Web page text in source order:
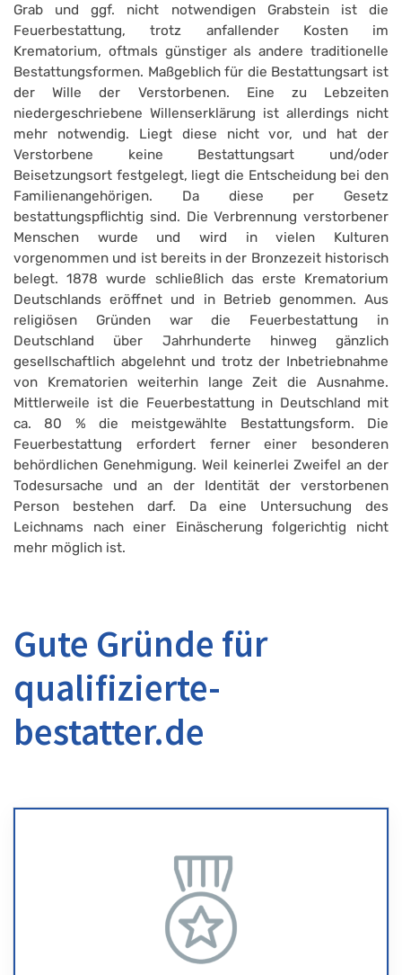
Grab und ggf. nicht notwendigen Grabstein ist die
Feuerbestattung, trotz anfallender Kosten im
Krematorium, oftmals günstiger als andere traditionelle
Bestattungsformen. Maßgeblich für die Bestattungsart ist
der Wille der Verstorbenen. Eine zu Lebzeiten
niedergeschriebene Willenserklärung ist allerdings nicht
mehr notwendig. Liegt diese nicht vor, und hat der
Verstorbene keine Bestattungsart und/oder
Beisetzungsort festgelegt, liegt die Entscheidung bei den
Familienangehörigen. Da diese per Gesetz
bestattungspflichtig sind. Die Verbrennung verstorbener
Menschen wurde und wird in vielen Kulturen
vorgenommen und ist bereits in der Bronzezeit historisch
belegt. 1878 wurde schließlich das erste Krematorium
Deutschlands eröffnet und in Betrieb genommen. Aus
religiösen Gründen war die Feuerbestattung in
Deutschland über Jahrhunderte hinweg gänzlich
gesellschaftlich abgelehnt und trotz der Inbetriebnahme
von Krematorien weiterhin lange Zeit die Ausnahme.
Mittlerweile ist die Feuerbestattung in Deutschland mit
ca. 80 % die meistgewählte Bestattungsform. Die
Feuerbestattung erfordert ferner einer besonderen
behördlichen Genehmigung. Weil keinerlei Zweifel an der
Todesursache und an der Identität der verstorbenen
Person bestehen darf. Da eine Untersuchung des
Leichnams nach einer Einäscherung folgerichtig nicht
mehr möglich ist.
Gute Gründe für
qualifizierte-
bestatter.de